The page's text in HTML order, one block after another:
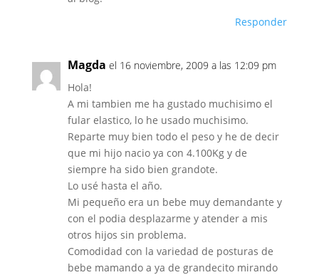
Responder
Magda el 16 noviembre, 2009 a las 12:09 pm
Hola!
A mi tambien me ha gustado muchisimo el
fular elastico, lo he usado muchisimo.
Reparte muy bien todo el peso y he de decir
que mi hijo nacio ya con 4.100Kg y de
siempre ha sido bien grandote.
Lo usé hasta el año.
Mi pequeño era un bebe muy demandante y
con el podia desplazarme y atender a mis
otros hijos sin problema.
Comodidad con la variedad de posturas de
bebe mamando a ya de grandecito mirando